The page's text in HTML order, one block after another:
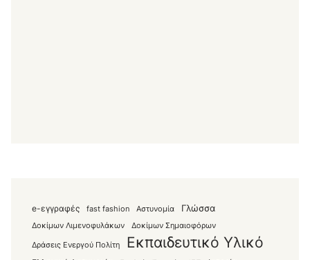
e-εγγραφές fast fashion Αστυνομία Γλώσσα
Δοκίμων Λιμενοφυλάκων Δοκίμων Σημαιοφόρων
Δράσεις Ενεργού Πολίτη Εκπαιδευτικό Υλικό